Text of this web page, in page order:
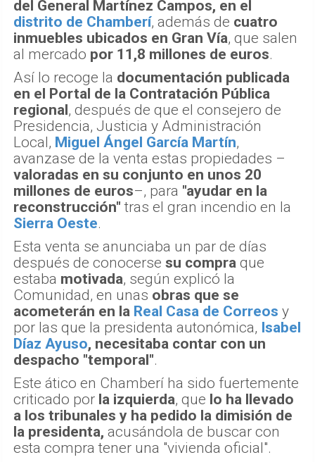
del General Martínez Campos, en el
distrito de Chamberí, además de cuatro
inmuebles ubicados en Gran Vía, que salen
al mercado por 11,8 millones de euros.
Así lo recoge la documentación publicada
en el Portal de la Contratación Pública
regional, después de que el consejero de
Presidencia, Justicia y Administración
Local, Miguel Ángel García Martín,
avanzase de la venta estas propiedades –
valoradas en su conjunto en unos 20
millones de euros–, para "ayudar en la
reconstrucción" tras el gran incendio en la
Sierra Oeste.
Esta venta se anunciaba un par de días
después de conocerse su compra que
estaba motivada, según explicó la
Comunidad, en unas obras que se
acometerán en la Real Casa de Correos y
por las que la presidenta autonómica, Isabel
Díaz Ayuso, necesitaba contar con un
despacho "temporal".
Este ático en Chamberí ha sido fuertemente
criticado por la izquierda, que lo ha llevado
a los tribunales y ha pedido la dimisión de
la presidenta, acusándola de buscar con
esta compra tener una "vivienda oficial".